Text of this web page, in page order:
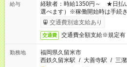
給与
経験者：時給1350円～ ★日払
選べます）※稼働開始時は手続
す。交通費別途支給あり
交通費 交通費全額支給※規定有
勤務地
福岡県久留米市
西鉄久留米駅 / 大善寺駅 / 三